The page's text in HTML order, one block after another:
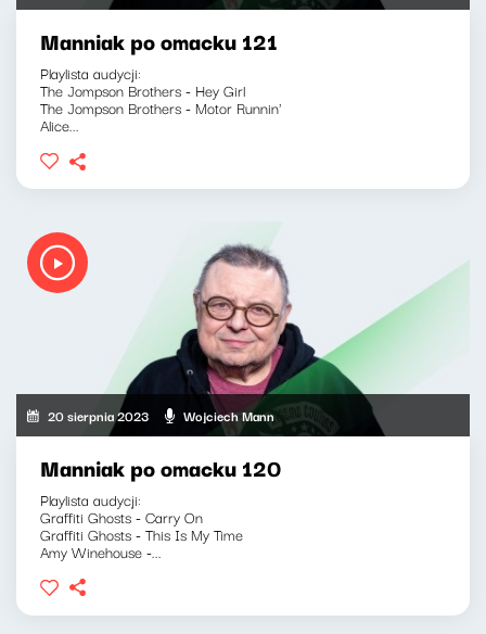
Manniak po omacku 121
Playlista audycji:
The Jompson Brothers - Hey Girl
The Jompson Brothers - Motor Runnin'
Alice...
20 sierpnia 2023 Wojciech Mann
Manniak po omacku 120
Playlista audycji:
Graffiti Ghosts - Carry On
Graffiti Ghosts - This Is My Time
Amy Winehouse -...